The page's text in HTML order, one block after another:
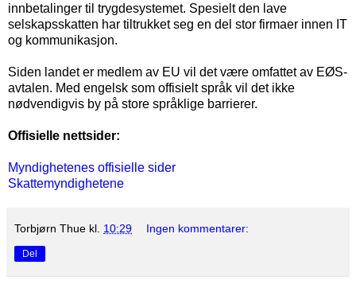
innbetalinger til trygdesystemet. Spesielt den lave
selskapsskatten har tiltrukket seg en del stor firmaer innen IT
og kommunikasjon.
Siden landet er medlem av EU vil det være omfattet av EØS-
avtalen. Med engelsk som offisielt språk vil det ikke
nødvendigvis by på store språklige barrierer.
Offisielle nettsider:
Myndighetenes offisielle sider
Skattemyndighetene
Torbjørn Thue kl. 10:29 Ingen kommentarer:
Del